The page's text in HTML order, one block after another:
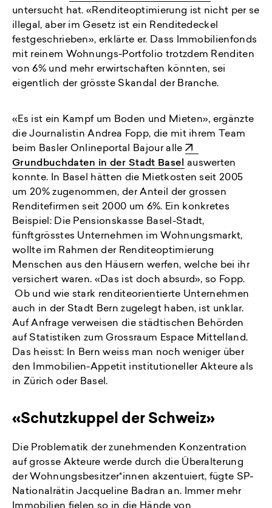
untersucht hat. «Renditeoptimierung ist nicht per se
illegal, aber im Gesetz ist ein Renditedeckel
festgeschrieben», erklärte er. Dass Immobilienfonds
mit reinem Wohnungs-Portfolio trotzdem Renditen
von 6% und mehr erwirtschaften könnten, sei
eigentlich der grösste Skandal der Branche.
«Es ist ein Kampf um Boden und Mieten», ergänzte
die Journalistin Andrea Fopp, die mit ihrem Team
beim Basler Onlineportal Bajour alle
Grundbuchdaten in der Stadt Basel auswerten
konnte. In Basel hätten die Mietkosten seit 2005
um 20% zugenommen, der Anteil der grossen
Renditefirmen seit 2000 um 6%. Ein konkretes
Beispiel: Die Pensionskasse Basel-Stadt,
fünftgrösstes Unternehmen im Wohnungsmarkt,
wollte im Rahmen der Renditeoptimierung
Menschen aus den Häusern werfen, welche bei ihr
versichert waren. «Das ist doch absurd», so Fopp.
Ob und wie stark renditeorientierte Unternehmen
auch in der Stadt Bern zugelegt haben, ist unklar.
Auf Anfrage verweisen die städtischen Behörden
auf Statistiken zum Grossraum Espace Mittelland.
Das heisst: In Bern weiss man noch weniger über
den Immobilien-Appetit institutioneller Akteure als
in Zürich oder Basel.
«Schutzkuppel der Schweiz»
Die Problematik der zunehmenden Konzentration
auf grosse Akteure werde durch die Überalterung
der Wohnungsbesitzer*innen akzentuiert, fügte SP-
Nationalrätin Jacqueline Badran an. Immer mehr